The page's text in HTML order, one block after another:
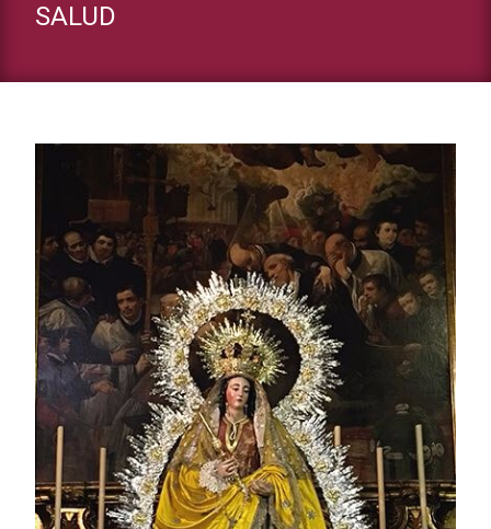
SALUD